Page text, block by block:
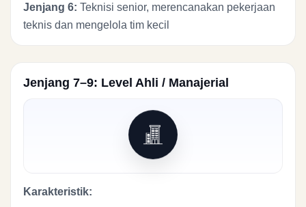
Jenjang 6: Teknisi senior, merencanakan pekerjaan
teknis dan mengelola tim kecil
Jenjang 7–9: Level Ahli / Manajerial
Karakteristik: